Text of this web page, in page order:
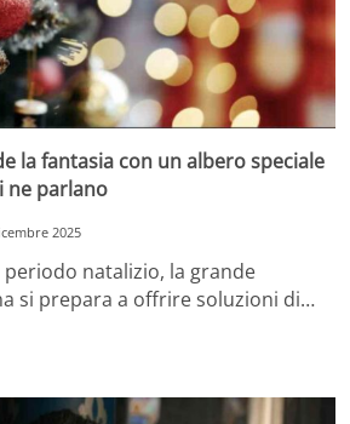
la fantasia con un albero speciale
ne parlano
2025
periodo natalizio, la grande
si prepara a offrire soluzioni di…